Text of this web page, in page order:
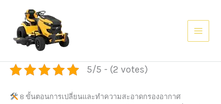
content
5/5 - (2 votes)
8 ขั้นตอนการเปลี่ยนและทำความสะอาดกรองอากาศ